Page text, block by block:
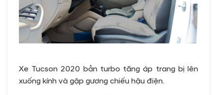
Xe Tucson 2020 bản turbo tăng áp trang bị lên
xuống kính và gập gương chiếu hậu điện.